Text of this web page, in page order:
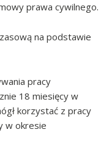
prawa cywilnego.
na podstawie
pracy
18 miesięcy w
korzystać z pracy
w okresie